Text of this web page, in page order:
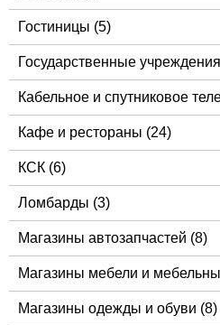
Гостиницы (5)
Государственные учреждения
Кабельное и спутниковое
Кафе и рестораны (24)
КСК (6)
Ломбарды (3)
Магазины автозапчастей (8)
Магазины мебели и
Магазины одежды и обуви (8)